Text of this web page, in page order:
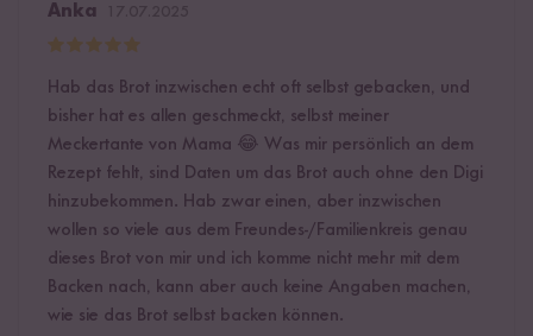
Anka
Hab das Brot inzwischen echt oft selbst gebacken, und
bisher hat es allen geschmeckt, selbst meiner
Meckertante von Mama 😂 Was mir persönlich an dem
Rezept fehlt, sind Daten um das Brot auch ohne den Digi
hinzubekommen. Hab zwar einen, aber inzwischen
wollen so viele aus dem Freundes-/Familienkreis genau
dieses Brot von mir und ich komme nicht mehr mit dem
Backen nach, kann aber auch keine Angaben machen,
wie sie das Brot selbst backen können.